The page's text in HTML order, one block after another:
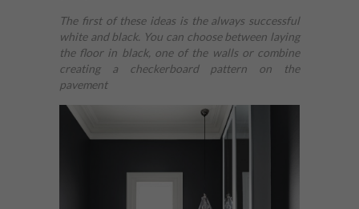
The first of these ideas is the always successful
white and black. You can choose between laying
the floor in black, one of the walls or combine
creating a checkerboard pattern on the
pavement